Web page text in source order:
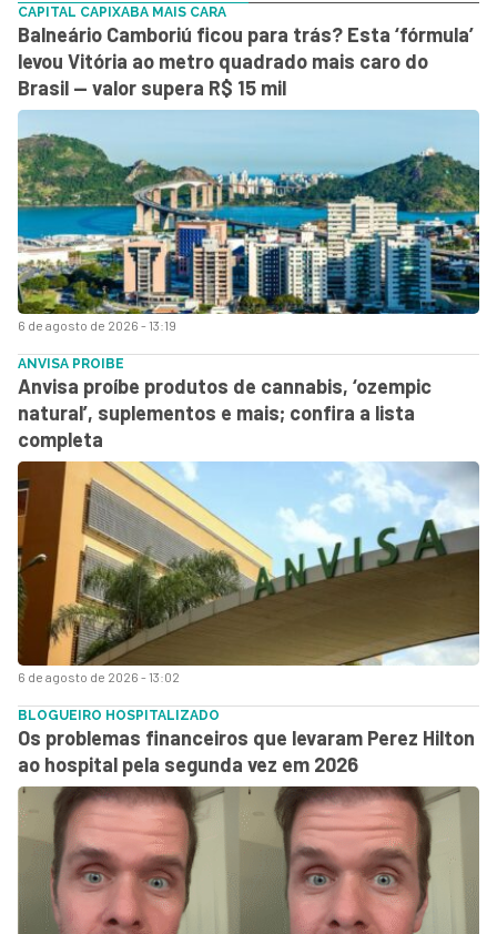
6 de agosto de 2026 - 13:19
CAPITAL CAPIXABA MAIS CARA
Balneário Camboriú ficou para trás? Esta ‘fórmula’
levou Vitória ao metro quadrado mais caro do
Brasil — valor supera R$ 15 mil
6 de agosto de 2026 - 13:02
ANVISA PROIBE
Anvisa proíbe produtos de cannabis, ‘ozempic
natural’, suplementos e mais; confira a lista
completa
BLOGUEIRO HOSPITALIZADO
Os problemas financeiros que levaram Perez Hilton
ao hospital pela segunda vez em 2026